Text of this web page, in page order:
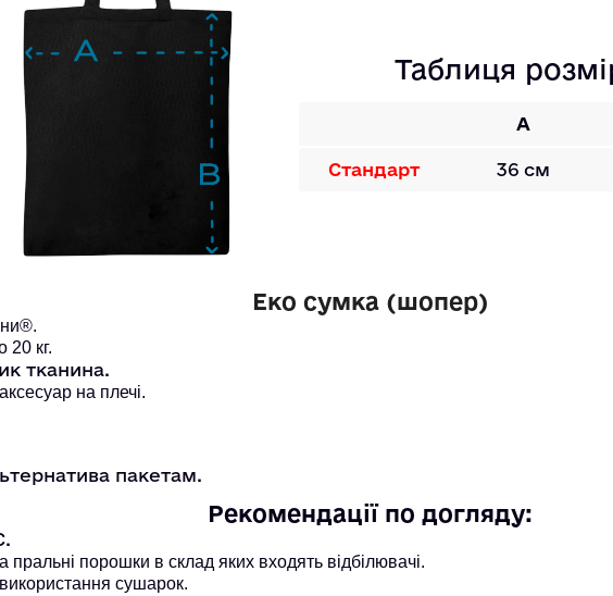
Таблиця
A
Стандарт 36 см
Еко сумка (шопер)
20 кг.
тканина.
на плечі.
пакетам.
Рекомендації по догляду:
пральні порошки в склад яких входять відбілювачі.
сушарок.